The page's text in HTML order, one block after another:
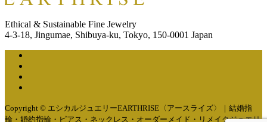
Ethical & Sustainable Fine Jewelry
4-3-18, Jingumae, Shibuya-ku, Tokyo, 150-0001 Japan
Copyright © エシカルジュエリーEARTHRISE〈アースライズ〉｜結婚指
輪・婚約指輪・ピアス・ネックレス・オーダーメイド・リメイクジュエリ